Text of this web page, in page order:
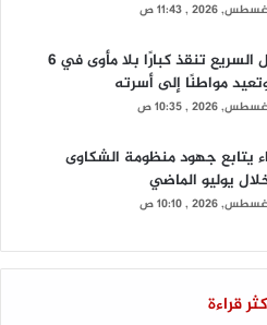
فرق التدخل السريع تنقذ كبارًا بلا مأوى في 6
مواطنًا إلى أسرته
يتابع جهود منظومة الشكاوى
يوليو الماضي
قراءة